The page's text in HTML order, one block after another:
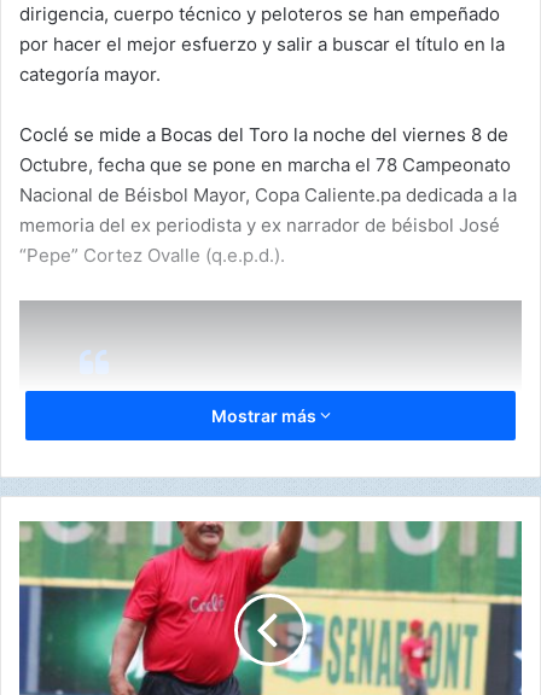
dirigencia, cuerpo técnico y peloteros se han empeñado
por hacer el mejor esfuerzo y salir a buscar el título en la
categoría mayor.
Coclé se mide a Bocas del Toro la noche del viernes 8 de
Octubre, fecha que se pone en marcha el 78 Campeonato
Nacional de Béisbol Mayor, Copa Caliente.pa dedicada a la
memoria del ex periodista y ex narrador de béisbol José
“Pepe” Cortez Ovalle (q.e.p.d.).
“Queremos el doblete, pensamos
en el doblete, por qué no”, dijo el
experimentado hombre de pelota.
Ganar la Corona del Béisbol Mayor es una satisfacción
única para los coclesaos, hazaña que en 77 Torneos
Mostrar más
F
d